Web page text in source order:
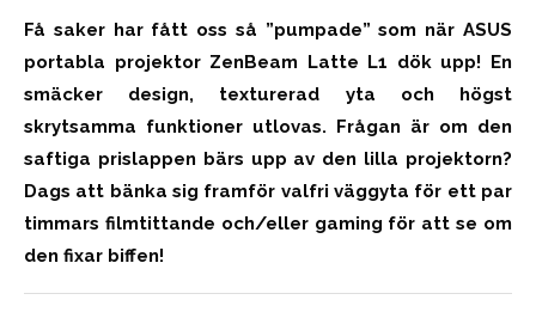
Battery
Acoustic Noice (max)
Operation Condition
Mechanical Design
Dimensions
Weight
Få saker har fått oss så ”pumpade” som när ASUS
portabla projektor ZenBeam Latte L1 dök upp! En
smäcker design, texturerad yta och högst
skrytsamma funktioner utlovas. Frågan är om den
saftiga prislappen bärs upp av den lilla projektorn?
Dags att bänka sig framför valfri väggyta för ett par
timmars filmtittande och/eller gaming för att se om
den fixar biffen!